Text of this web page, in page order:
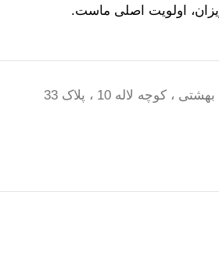
اولویت اصلی ماست.
کوچه لاله 10 ، پلاک 33